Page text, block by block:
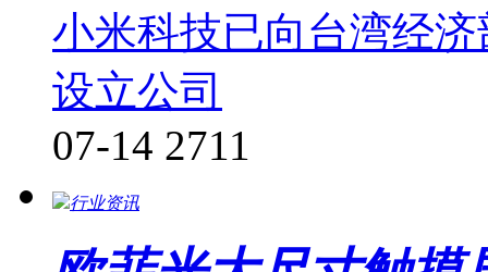
小米科技已向台湾经
设立公司
07-14 2711
行业资讯